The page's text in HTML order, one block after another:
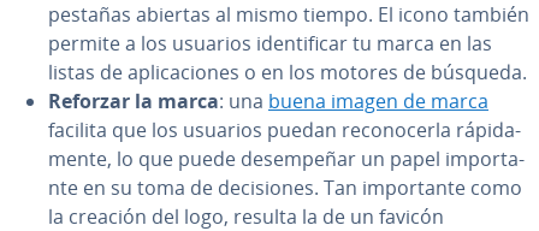
pestañas abiertas al mismo tiempo. El icono también
permite a los usuarios ide­n­ti­fi­car tu marca en las
listas de apli­ca­cio­nes o en los motores de búsqueda.
Reforzar la marca: una buena imagen de marca
facilita que los usuarios puedan re­co­no­ce­r­la rá­pi­da­
me­n­te, lo que puede de­sem­pe­ñar un papel im­po­r­ta­
n­te en su toma de de­ci­sio­nes. Tan im­po­r­ta­n­te como
la creación del logo, resulta la de un favicón